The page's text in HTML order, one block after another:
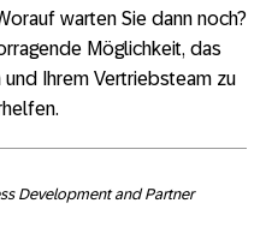
warten Sie dann noch?
Möglichkeit, das
Ihrem Vertriebsteam zu
Development and Partner